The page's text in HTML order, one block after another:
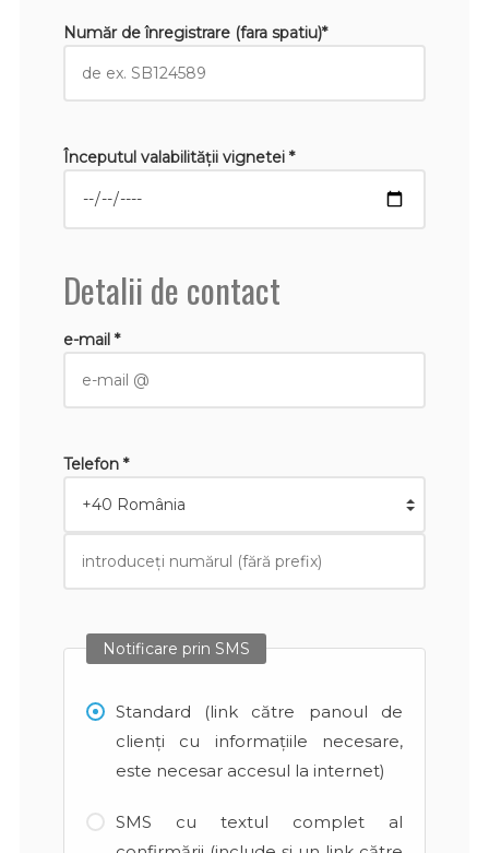
Număr de înregistrare (fara spatiu)*
Începutul valabilităţii vignetei *
Detalii de contact
e-mail *
Telefon *
Notificare prin SMS
Standard (link către panoul de
clienți cu informațiile necesare,
este necesar accesul la internet)
SMS cu textul complet al